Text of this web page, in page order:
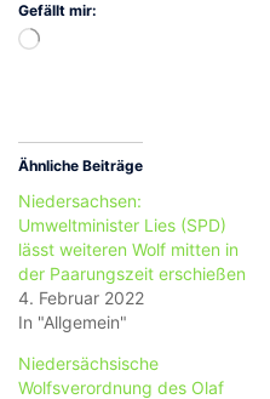
Gefällt mir:
Wird
Ähnliche Beiträge
Niedersachsen:
Umweltminister Lies (SPD)
lässt weiteren Wolf mitten in
der Paarungszeit erschießen
4. Februar 2022
In "Allgemein"
Niedersächsische
Wolfsverordnung des Olaf